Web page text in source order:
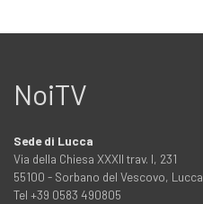
NoiTV
Sede di Lucca
Via della Chiesa XXXII trav. I, 231
55100 - Sorbano del Vescovo, Lucca
Tel +39 0583 490805